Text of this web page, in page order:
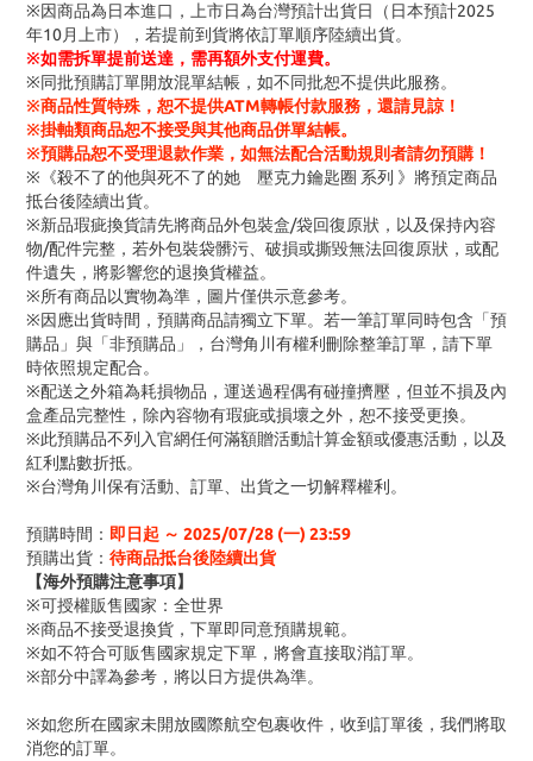
※因商品為日本進口，上市日為台灣預計出貨日（日本預計2025
年10月上市），若提前到貨將依訂單順序陸續出貨。
※如需拆單提前送達，需再額外支付運費。
※同批預購訂單開放混單結帳，如不同批恕不提供此服務。
※商品性質特殊，恕不提供ATM轉帳付款服務，還請見諒！
※掛軸類商品恕不接受與其他商品併單結帳。
※預購品恕不受理退款作業，如無法配合活動規則者請勿預購！
※《殺不了的他與死不了的她 壓克力鑰匙圈 系列 》將預定商品
抵台後陸續出貨。
※新品瑕疵換貨請先將商品外包裝盒/袋回復原狀，以及保持內容
物/配件完整，若外包裝袋髒污、破損或撕毀無法回復原狀，或配
件遺失，將影響您的退換貨權益。
※所有商品以實物為準，圖片僅供示意參考。
※因應出貨時間，預購商品請獨立下單。若一筆訂單同時包含「預
購品」與「非預購品」，台灣角川有權利刪除整筆訂單，請下單
時依照規定配合。
※配送之外箱為耗損物品，運送過程偶有碰撞擠壓，但並不損及內
盒產品完整性，除內容物有瑕疵或損壞之外，恕不接受更換。
※此預購品不列入官網任何滿額贈活動計算金額或優惠活動，以及
紅利點數折抵。
※台灣角川保有活動、訂單、出貨之一切解釋權利。
預購時間： 即日起 ～ 2025/07/28 (一) 23:59
預購出貨： 待商品抵台後陸續出貨
【海外預購注意事項】
※可授權販售國家：全世界
※商品不接受退換貨，下單即同意預購規範。
※如不符合可販售國家規定下單，將會直接取消訂單。
※部分中譯為參考，將以日方提供為準。
※如您所在國家未開放國際航空包裹收件，收到訂單後，我們將取
消您的訂單。